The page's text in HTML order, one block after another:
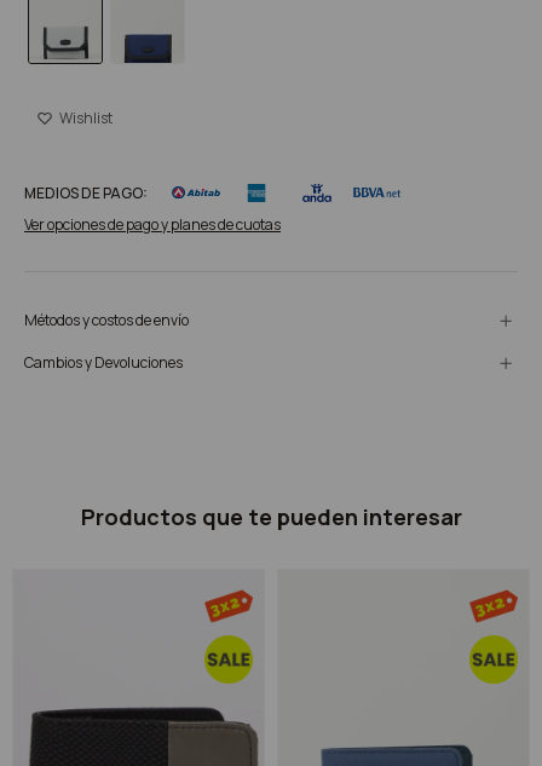
MEDIOS DE PAGO:
Ver opciones de pago y planes de cuotas
Métodos y costos de envío
Cambios y Devoluciones
Productos que te pueden interesar